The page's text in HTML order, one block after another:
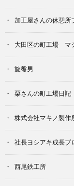
加工屋さんの休憩所
大田区の町工場 マ
旋盤男
栗さんの町工場日記
株式会社マキノ製作
社長ヨシアキ成長ブ
西尾鉄工所